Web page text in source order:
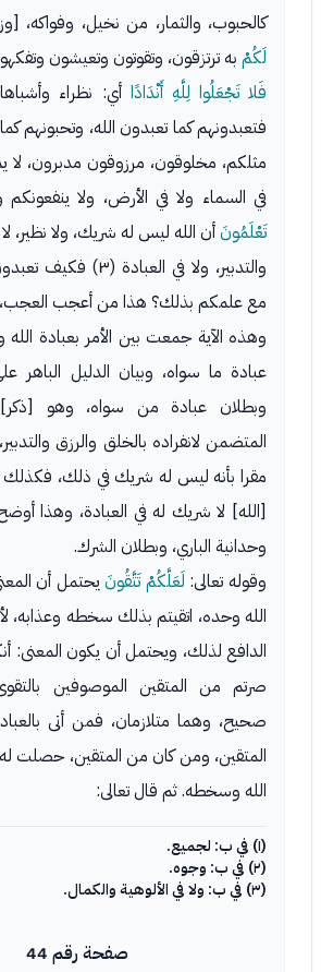
كالحبوب، والثمار، من نخيل، وفواكه،
لَكُمْ به ترتزقون، وتقوتون وتعيشون
فَلا تَجْعَلُوا لِلَّهِ أَنْدَادًا أي: نظراء
فتعبدونهم كما تعبدون الله، وتحبونهم
مثلكم، مخلوقون، مرزوقون مدبرون، لا
في السماء ولا في الأرض، ولا ينفعونكم
تَعْلَمُونَأن الله ليس له شريك، ولا نظير،
والتدبير، ولا في
مع علمكم بذلك؟ هذا من أعجب
وهذه الآية جمعت بين الأمر بعبادة
عبادة ما سواه، وبيان الدليل الباهر
وبطلان عبادة من سواه، وهو [ذكر]
المتضمن لانفراده بالخلق والرزق
مقرا بأنه ليس له شريك في ذلك، فكذلك
[الله] لا شريك له في العبادة، وهذا
وحدانية الباري، وبطلان الشرك.
وقوله تعالى: لَعَلَّكُمْ تَتَّقُونَيحتمل أن
الله وحده، اتقيتم بذلك سخطه وعذابه،
الدافع لذلك، ويحتمل أن يكون المعنى:
صرتم من المتقين الموصوفين
صحيح، وهما متلازمان، فمن أتى
المتقين، ومن كان من المتقين، حصلت
الله وسخطه. ثم قال تعالى:
(١) في ب: لجميع.
(٢) في ب: وجوه.
(٣) في ب: ولا في الألوهية والكمال.
صفحة رقم 44